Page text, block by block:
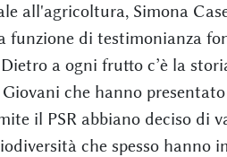
all'agricoltura, Simona
funzione di testimonianza
a ogni frutto c’è la
che hanno
il PSR abbiano deciso di
che spesso hanno